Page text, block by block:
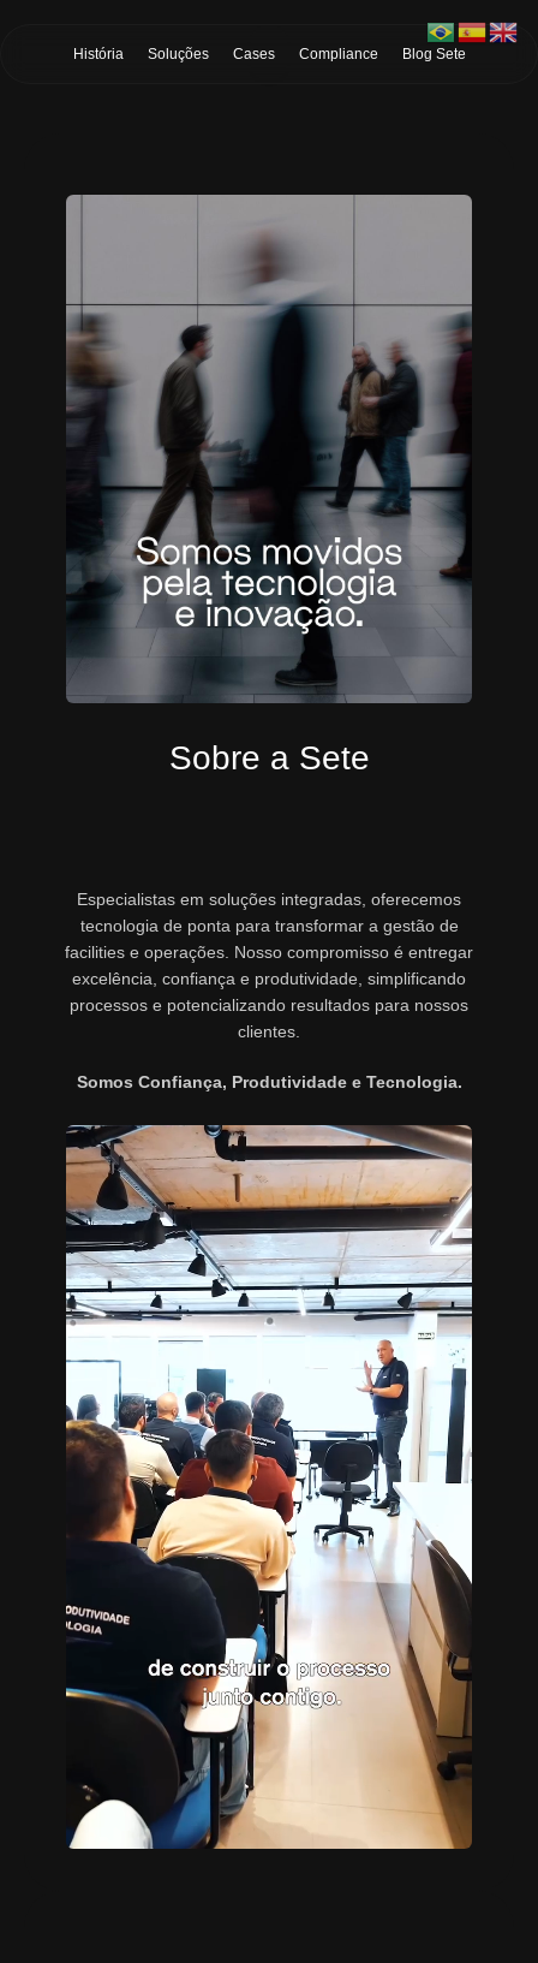
História Soluções Cases Compliance Blog Sete
Sobre a Sete
Especialistas em soluções integradas, oferecemos
tecnologia de ponta para transformar a gestão de
facilities e operações. Nosso compromisso é entregar
excelência, confiança e produtividade, simplificando
processos e potencializando resultados para nossos
clientes.
Somos Confiança, Produtividade e Tecnologia.